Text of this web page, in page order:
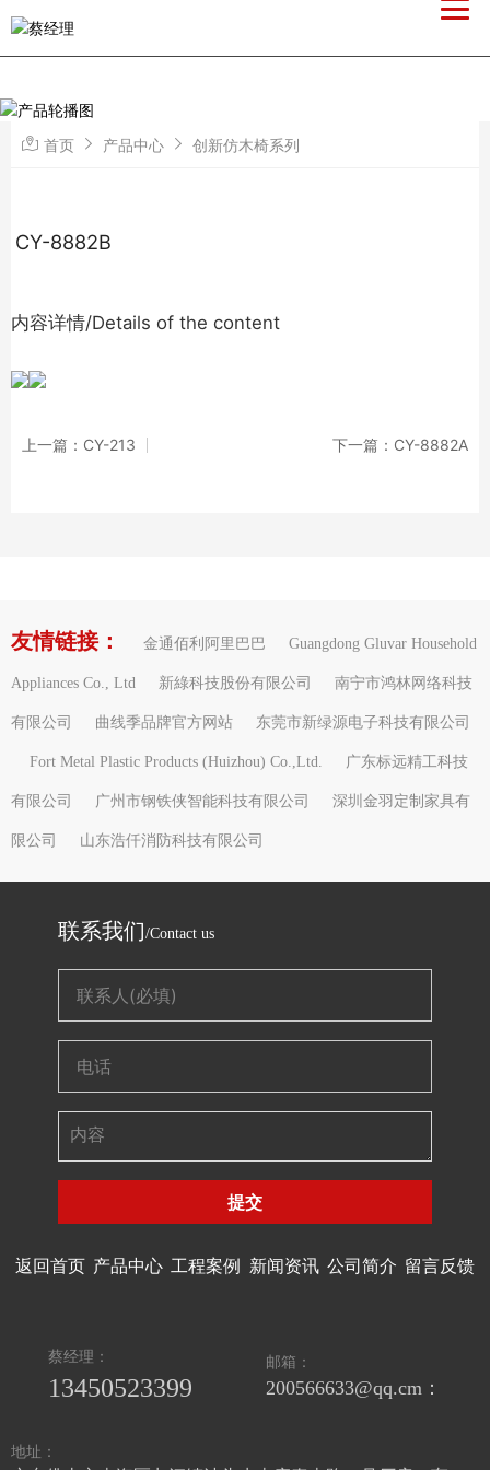
首页 产品中心 创新仿木椅系列
CY-8882B
内容详情/Details of the content
上一篇：CY-213 下一篇：CY-8882A
友情链接： 金通佰利阿里巴巴 Guangdong Gluvar Household
Appliances Co., Ltd 新綠科技股份有限公司 南宁市鸿林网络科技
有限公司 曲线季品牌官方网站 东莞市新绿源电子科技有限公司
Fort Metal Plastic Products (Huizhou) Co.,Ltd. 广东标远精工科技
有限公司 广州市钢铁侠智能科技有限公司 深圳金羽定制家具有
限公司 山东浩仟消防科技有限公司
联系我们/Contact us
提交
返回首页 产品中心 工程案例 新闻资讯 公司简介 留言反馈
蔡经理：
13450523399
邮箱：
200566633@qq.cm：
地址：